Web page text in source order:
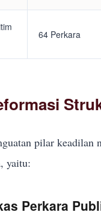
64 Perkara
pilar
yaitu:
Perkara